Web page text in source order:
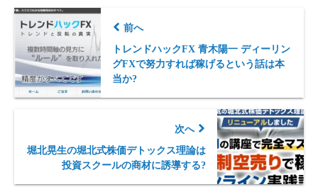
前へ
トレンドハックFX 青木陽一 ディーリン
グFXで努力すれば稼げるという話は本
当か?
次へ
堀北晃生の堀北式株価デトックス理論は
投資スクールの商材に誘導する?